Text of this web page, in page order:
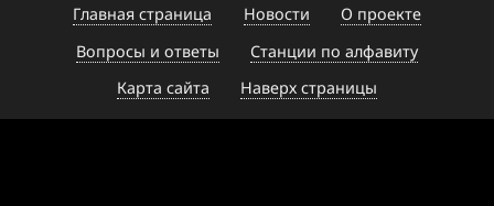
Главная страница
Новости
О проекте
Вопросы и ответы
Станции по алфавиту
Карта сайта
Наверх страницы